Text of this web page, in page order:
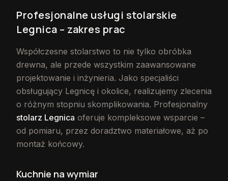
Profesjonalne usługi stolarskie
Legnica – zakres prac
Współczesne stolarstwo to nie tylko obróbka
drewna, ale przede wszystkim zaawansowane
projektowanie i inżynieria. Jako specjaliści
obsługujący Legnicę i okolice, realizujemy zlecenia
o różnym stopniu skomplikowania. Profesjonalny
stolarz Legnica oferuje kompleksowe wsparcie –
od pomiaru, przez doradztwo materiałowe, aż po
montaż końcowy.
Kuchnie na wymiar